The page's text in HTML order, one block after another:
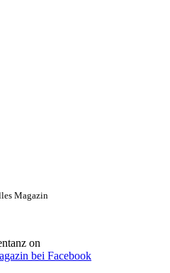
Magazin
on